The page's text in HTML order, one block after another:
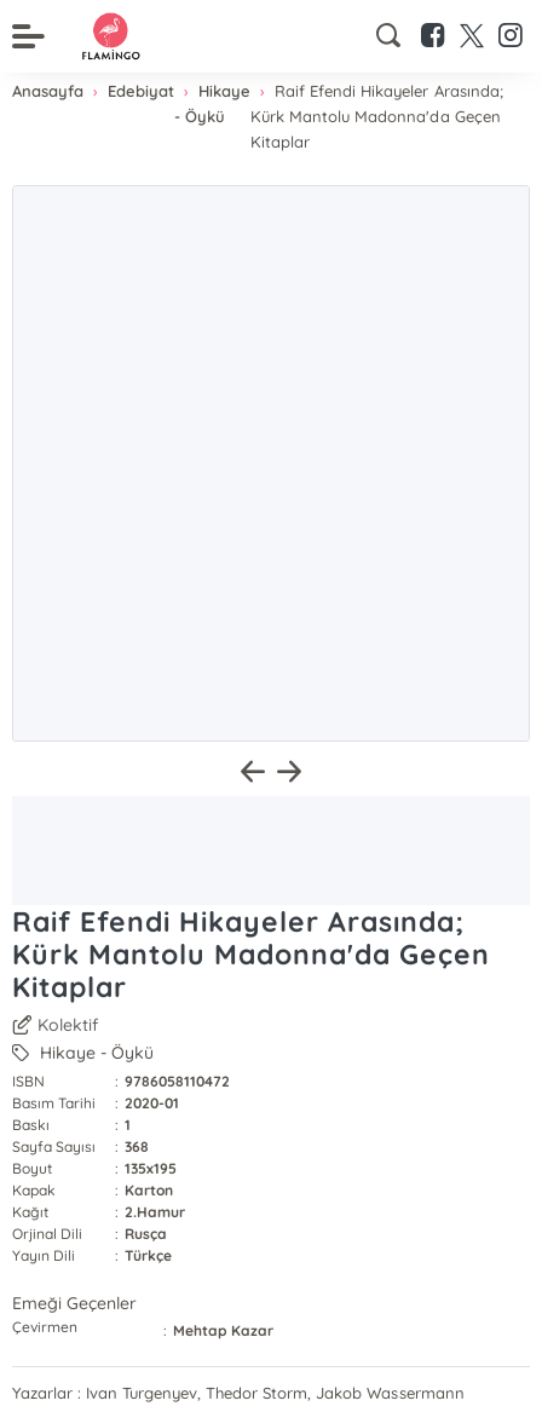
Anasayfa Edebiyat
Hikaye
- Öykü
Raif Efendi Hikayeler Arasında;
Kürk Mantolu Madonna'da Geçen
Kitaplar
Raif Efendi Hikayeler Arasında;
Kürk Mantolu Madonna'da Geçen
Kitaplar
Kolektif
Hikaye - Öykü
ISBN : 9786058110472
Basım Tarihi
: 2020-01
Baskı
: 1
Sayfa Sayısı
: 368
Boyut
: 135x195
Kapak
: Karton
Kağıt
: 2.Hamur
Orjinal Dili
: Rusça
Yayın Dili
: Türkçe
Emeği Geçenler
Çevirmen : Mehtap Kazar
Yazarlar : Ivan Turgenyev, Thedor Storm, Jakob Wassermann